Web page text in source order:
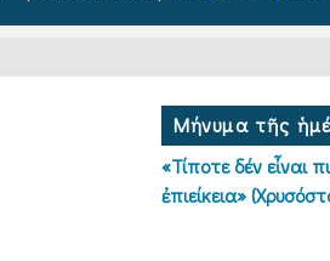
Μήνυμα τῆς
«Τίποτε δέν εἶναι
ἐπιείκεια»